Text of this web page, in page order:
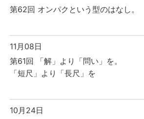
第62回 オンパクという型のはなし。
11月08日
第61回 「解」より「問い」を。
「短尺」より「長尺」を
10月24日